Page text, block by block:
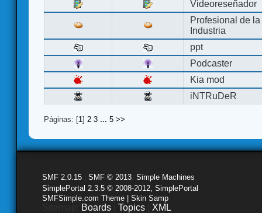
Videoreseñador
Profesional de la
Industria
ppt
Podcaster
Kia mod
iNTRuDeR
Páginas: [1] 2 3 ... 5 >>
SMF 2.0.15 SMF © 2013 Simple Machines
SimplePortal 2.3.5 © 2008-2012, SimplePortal
SMFSimple.com Theme | Skin Samp
Boards Topics XML